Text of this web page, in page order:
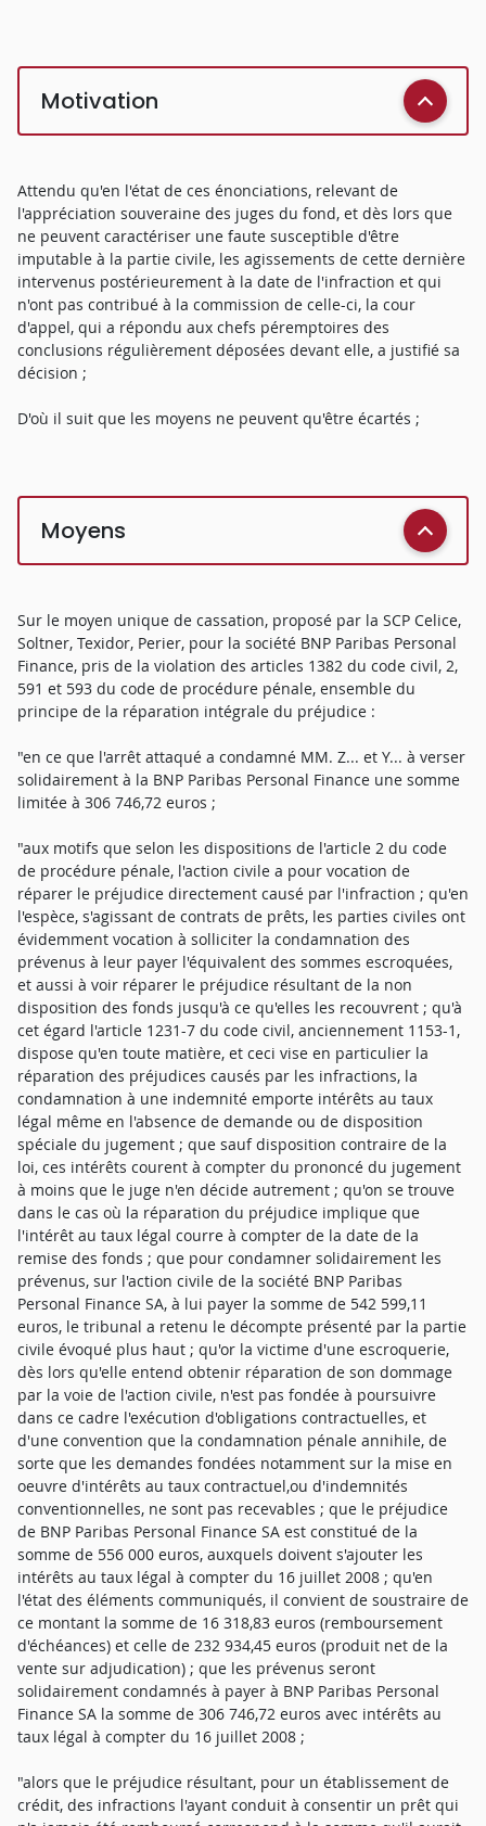
Motivation
Attendu qu'en l'état de ces énonciations, relevant de
l'appréciation souveraine des juges du fond, et dès lors que
ne peuvent caractériser une faute susceptible d'être
imputable à la partie civile, les agissements de cette dernière
intervenus postérieurement à la date de l'infraction et qui
n'ont pas contribué à la commission de celle-ci, la cour
d'appel, qui a répondu aux chefs péremptoires des
conclusions régulièrement déposées devant elle, a justifié sa
décision ;
D'où il suit que les moyens ne peuvent qu'être écartés ;
Moyens
Sur le moyen unique de cassation, proposé par la SCP Celice,
Soltner, Texidor, Perier, pour la société BNP Paribas Personal
Finance, pris de la violation des articles 1382 du code civil, 2,
591 et 593 du code de procédure pénale, ensemble du
principe de la réparation intégrale du préjudice :
"en ce que l'arrêt attaqué a condamné MM. Z... et Y... à verser
solidairement à la BNP Paribas Personal Finance une somme
limitée à 306 746,72 euros ;
"aux motifs que selon les dispositions de l'article 2 du code
de procédure pénale, l'action civile a pour vocation de
réparer le préjudice directement causé par l'infraction ; qu'en
l'espèce, s'agissant de contrats de prêts, les parties civiles ont
évidemment vocation à solliciter la condamnation des
prévenus à leur payer l'équivalent des sommes escroquées,
et aussi à voir réparer le préjudice résultant de la non
disposition des fonds jusqu'à ce qu'elles les recouvrent ; qu'à
cet égard l'article 1231-7 du code civil, anciennement 1153-1,
dispose qu'en toute matière, et ceci vise en particulier la
réparation des préjudices causés par les infractions, la
condamnation à une indemnité emporte intérêts au taux
légal même en l'absence de demande ou de disposition
spéciale du jugement ; que sauf disposition contraire de la
loi, ces intérêts courent à compter du prononcé du jugement
à moins que le juge n'en décide autrement ; qu'on se trouve
dans le cas où la réparation du préjudice implique que
l'intérêt au taux légal courre à compter de la date de la
remise des fonds ; que pour condamner solidairement les
prévenus, sur l'action civile de la société BNP Paribas
Personal Finance SA, à lui payer la somme de 542 599,11
euros, le tribunal a retenu le décompte présenté par la partie
civile évoqué plus haut ; qu'or la victime d'une escroquerie,
dès lors qu'elle entend obtenir réparation de son dommage
par la voie de l'action civile, n'est pas fondée à poursuivre
dans ce cadre l'exécution d'obligations contractuelles, et
d'une convention que la condamnation pénale annihile, de
sorte que les demandes fondées notamment sur la mise en
oeuvre d'intérêts au taux contractuel,ou d'indemnités
conventionnelles, ne sont pas recevables ; que le préjudice
de BNP Paribas Personal Finance SA est constitué de la
somme de 556 000 euros, auxquels doivent s'ajouter les
intérêts au taux légal à compter du 16 juillet 2008 ; qu'en
l'état des éléments communiqués, il convient de soustraire de
ce montant la somme de 16 318,83 euros (remboursement
d'échéances) et celle de 232 934,45 euros (produit net de la
vente sur adjudication) ; que les prévenus seront
solidairement condamnés à payer à BNP Paribas Personal
Finance SA la somme de 306 746,72 euros avec intérêts au
taux légal à compter du 16 juillet 2008 ;
"alors que le préjudice résultant, pour un établissement de
crédit, des infractions l'ayant conduit à consentir un prêt qui